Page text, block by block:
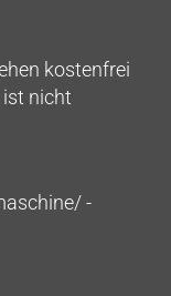
kostenfrei
ist nicht
-